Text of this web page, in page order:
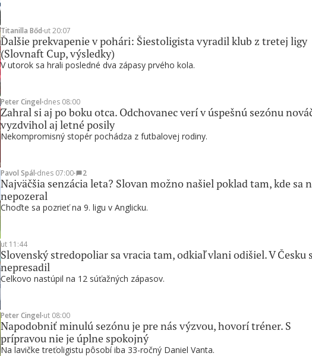
V utorok sa hrali posledné dva zápasy prvého kola.
Ďalšie prekvapenie v pohári: Šiestoligista vyradil klub z tretej ligy
(Slovnaft Cup, výsledky)
Titanilla Bőd∙ut 20:07
Nekompromisný stopér pochádza z futbalovej rodiny.
Zahral si aj po boku otca. Odchovanec verí v úspešnú sezónu
vyzdvihol aj letné posily
Peter Cingel∙dnes 08:00
Choďte sa pozrieť na 9. ligu v Anglicku.
Najväčšia senzácia leta? Slovan možno našiel poklad tam, kde sa
nepozeral
Pavol Spál∙dnes 07:00∙ 2
Celkovo nastúpil na 12 súťažných zápasov.
Slovenský stredopoliar sa vracia tam, odkiaľ vlani odišiel. V Česku
nepresadil
ut 11:44
Na lavičke treťoligistu pôsobí iba 33-ročný Daniel Vanta.
Napodobniť minulú sezónu je pre nás výzvou, hovorí tréner. S
prípravou nie je úplne spokojný
Peter Cingel∙ut 08:00